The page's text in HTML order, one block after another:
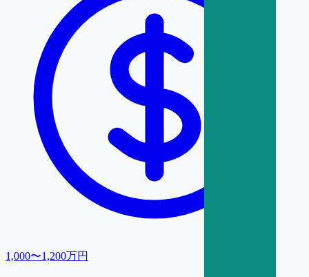
1,000〜1,200万円